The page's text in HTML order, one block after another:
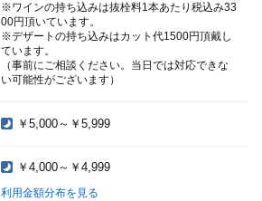
※ワインの持ち込みは抜栓料1本あたり税込み33
00円頂いています。
※デザートの持ち込みはカット代1500円頂戴し
ています。
（事前にご相談ください。当日では対応できな
い可能性がございます）
￥5,000～￥5,999
￥4,000～￥4,999
利用金額分布を見る